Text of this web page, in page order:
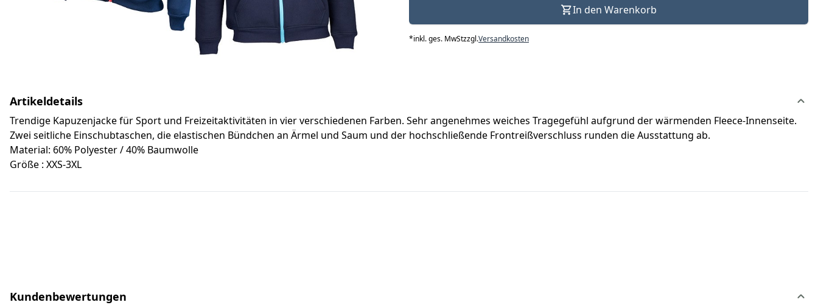
In den Warenkorb
*inkl. ges. MwStzzgl.Versandkosten
Artikeldetails
Trendige Kapuzenjacke für Sport und Freizeitaktivitäten in vier verschiedenen Farben. Sehr angenehmes weiches Tragegefühl aufgrund der wärmenden Fleece-Innenseite.
Zwei seitliche Einschubtaschen, die elastischen Bündchen an Ärmel und Saum und der hochschließende Frontreißverschluss runden die Ausstattung ab.
Material: 60% Polyester / 40% Baumwolle
Größe : XXS-3XL
Kundenbewertungen